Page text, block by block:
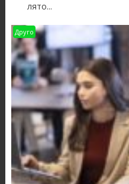
лято...
Друго